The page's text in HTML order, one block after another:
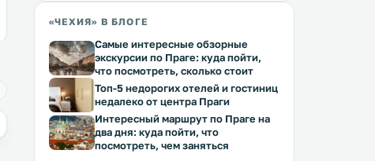
«ЧЕХИЯ» В БЛОГЕ
Самые интересные обзорные
экскурсии по Праге: куда пойти,
что посмотреть, сколько стоит
Топ-5 недорогих отелей и гостиниц
недалеко от центра Праги
Интересный маршрут по Праге на
два дня: куда пойти, что
посмотреть, чем заняться